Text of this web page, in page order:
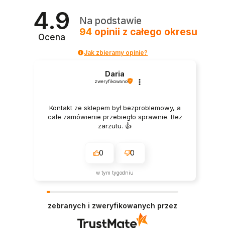
4.9
Ocena
Na podstawie
94 opinii z całego okresu
Jak zbieramy opinie?
Daria
zweryfikowano
Kontakt ze sklepem był bezproblemowy, a
całe zamówienie przebiegło sprawnie. Bez
zarzutu. 👍️
0 0
w tym tygodniu
zebranych i zweryfikowanych przez